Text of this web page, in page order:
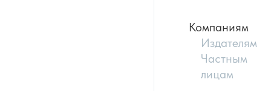
Компаниям
Издателям
Частным
лицам